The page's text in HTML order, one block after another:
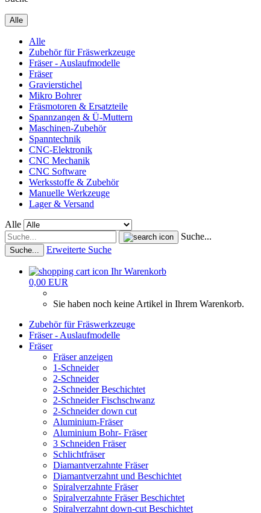
Alle
Alle
Zubehör für Fräswerkzeuge
Fräser - Auslaufmodelle
Fräser
Gravierstichel
Mikro Bohrer
Fräsmotoren & Ersatzteile
Spannzangen & Ü-Muttern
Maschinen-Zubehör
Spanntechnik
CNC-Elektronik
CNC Mechanik
CNC Software
Werksstoffe & Zubehör
Manuelle Werkzeuge
Lager & Versand
Alle
Suche...
Suche... Erweiterte Suche
Ihr Warenkorb
0,00 EUR
Sie haben noch keine Artikel in Ihrem Warenkorb.
Zubehör für Fräswerkzeuge
Fräser - Auslaufmodelle
Fräser
Fräser anzeigen
1-Schneider
2-Schneider
2-Schneider Beschichtet
2-Schneider Fischschwanz
2-Schneider down cut
Aluminium-Fräser
Aluminium Bohr- Fräser
3 Schneiden Fräser
Schlichtfräser
Diamantverzahnte Fräser
Diamantverzahnt und Beschichtet
Spiralverzahnte Fräser
Spiralverzahnte Fräser Beschichtet
Spiralverzahnt down-cut Beschichtet